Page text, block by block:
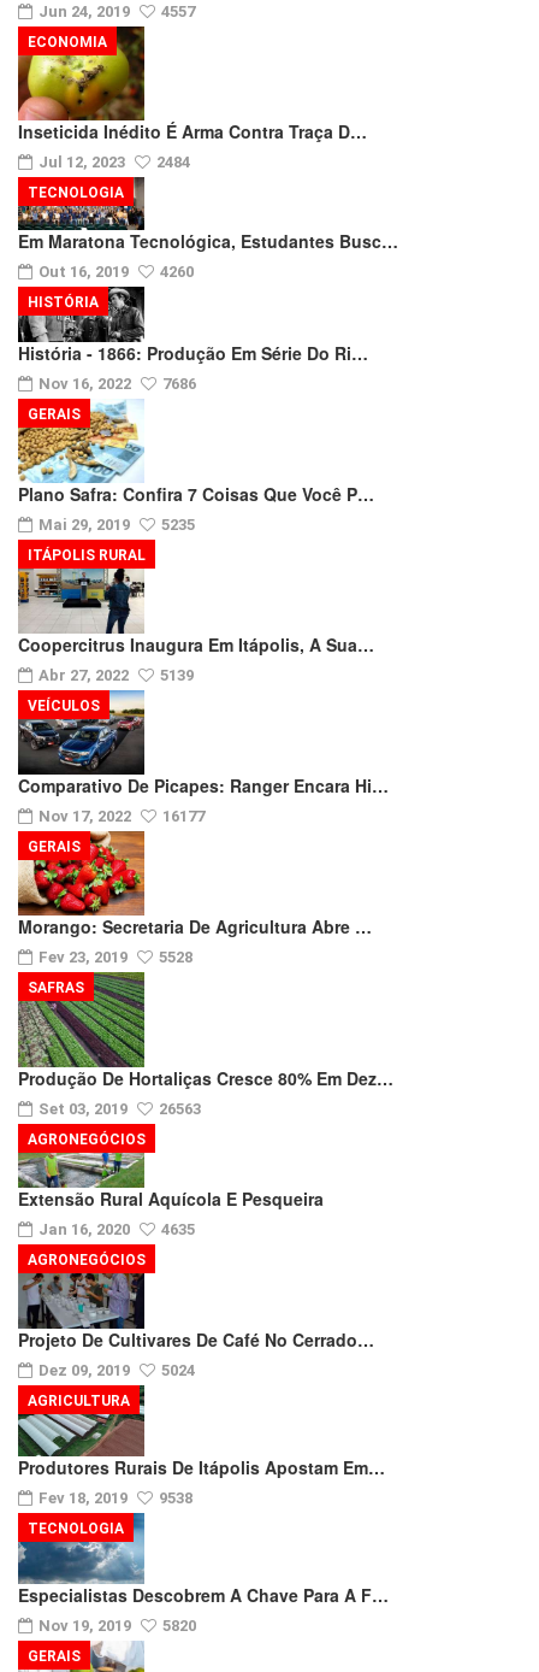
Jun 24, 2019 4557
Inseticida Inédito É Arma Contra Traça D…
Jul 12, 2023 2484
ECONOMIA
Em Maratona Tecnológica, Estudantes Busc…
Out 16, 2019 4260
TECNOLOGIA
História - 1866: Produção Em Série Do Ri…
Nov 16, 2022 7686
HISTÓRIA
Plano Safra: Confira 7 Coisas Que Você P…
Mai 29, 2019 5235
GERAIS
Coopercitrus Inaugura Em Itápolis, A Sua…
Abr 27, 2022 5139
ITÁPOLIS RURAL
Comparativo De Picapes: Ranger Encara Hi…
Nov 17, 2022 16177
VEÍCULOS
Morango: Secretaria De Agricultura Abre …
Fev 23, 2019 5528
GERAIS
Produção De Hortaliças Cresce 80% Em Dez…
Set 03, 2019 26563
SAFRAS
Extensão Rural Aquícola E Pesqueira
Jan 16, 2020 4635
AGRONEGÓCIOS
Projeto De Cultivares De Café No Cerrado…
Dez 09, 2019 5024
AGRONEGÓCIOS
Produtores Rurais De Itápolis Apostam Em…
Fev 18, 2019 9538
AGRICULTURA
Especialistas Descobrem A Chave Para A F…
Nov 19, 2019 5820
TECNOLOGIA
GERAIS